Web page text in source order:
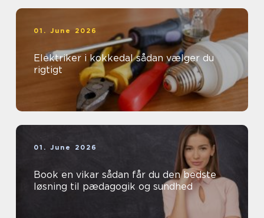
01. June 2026
Elektriker i kokkedal sådan vælger du
rigtigt
01. June 2026
Book en vikar sådan får du den bedste
løsning til pædagogik og sundhed